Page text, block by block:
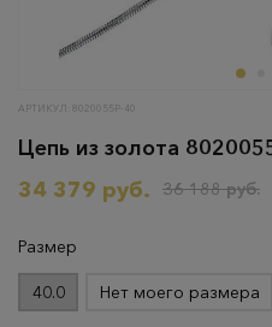
АРТИКУЛ: 8020055Р-40
Цепь из золота
34 379 руб.
36 188 руб.
Размер
40.0 Нет моего размера